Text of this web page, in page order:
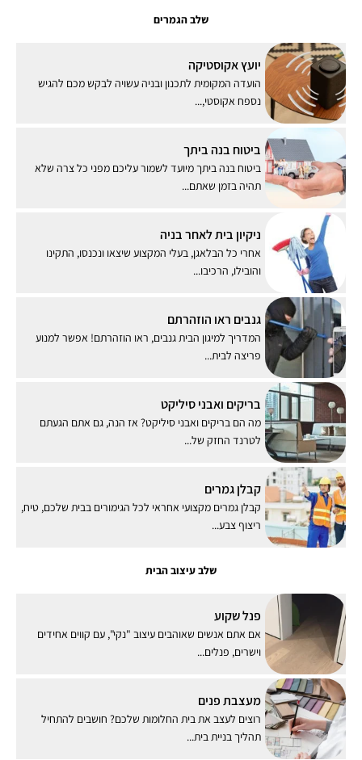
שלב הגמרים
יועץ אקוסטיקה
הועדה המקומית לתכנון ובניה עשויה לבקש מכם להגיש
נספח אקוסטי,...
ביטוח בנה ביתך
ביטוח בנה ביתך מיועד לשמור עליכם מפני כל צרה שלא
תהיה בזמן שאתם...
ניקיון בית לאחר בניה
אחרי כל הבלאגן, בעלי המקצוע שיצאו ונכנסו, התקינו
והובילו, הרכיבו...
גנבים ראו הוזהרתם
המדריך למיגון הבית גנבים, ראו הוזהרתם! אפשר למנוע
פריצה לבית...
בריקים ואבני סיליקט
מה הם בריקים ואבני סיליקט? אז הנה, גם אתם הגעתם
לטרנד החזק של...
קבלן גמרים
קבלן גמרים מקצועי אחראי לכל הגימורים בבית שלכם, טיח,
ריצוף צבע...
שלב עיצוב הבית
פנל שקוע
אם אתם אנשים שאוהבים עיצוב "נקי", עם קווים אחידים
וישרים, פנלים...
מעצבת פנים
רוצים לעצב את בית החלומות שלכם? חושבים להתחיל
תהליך בניית בית...